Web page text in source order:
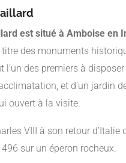
est situé à Amboise en
des monuments
l’un des premiers à disposer
et d’un jardin
ouvert à la visite.
VIII à son retour
sur un éperon rocheux.